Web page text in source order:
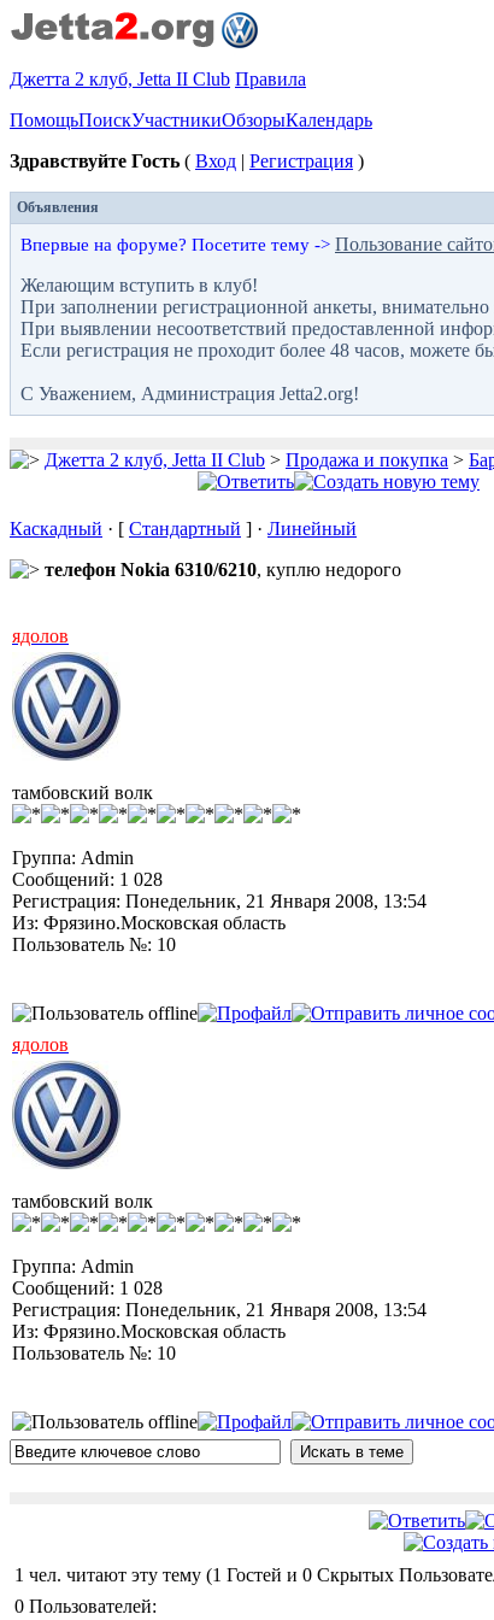
Джетта 2 клуб, Jetta II Club Правила
ПомощьПоискУчастникиОбзорыКалендарь
Здравствуйте Гость ( Вход | Регистрация )
Объявления
Впервые на форуме? Посетите тему -> Пользование
Желающим вступить в клуб!
При заполнении регистрационной анкеты, внимательно
При выявлении несоответствий предоставленной
Если регистрация не проходит более 48 часов, можете
С Уважением, Администрация Jetta2.org!
Джетта 2 клуб, Jetta II Club > Продажа и покупка >
Каскадный · [ Стандартный ] · Линейный
телефон Nokia 6310/6210, куплю недорого
ядолов
тамбовский волк
Группа: Admin
Сообщений: 1 028
Регистрация: Понедельник, 21 Января 2008, 13:54
Из: Фрязино.Московская область
Пользователь №: 10
ядолов
тамбовский волк
Группа: Admin
Сообщений: 1 028
Регистрация: Понедельник, 21 Января 2008, 13:54
Из: Фрязино.Московская область
Пользователь №: 10
1 чел. читают эту тему (1 Гостей и 0 Скрытых
0 Пользователей: